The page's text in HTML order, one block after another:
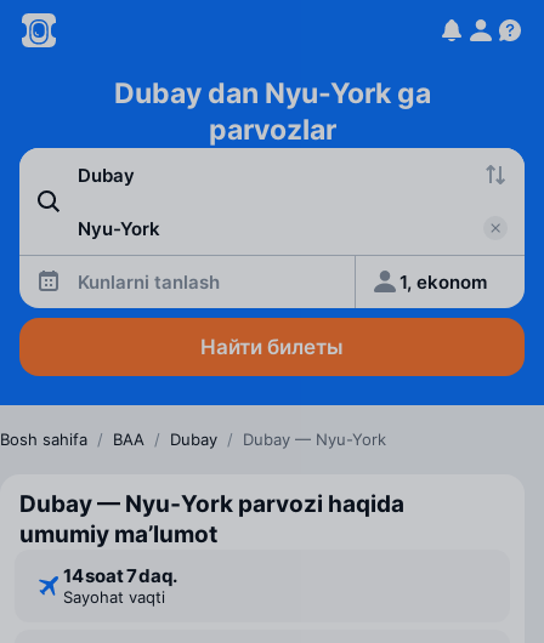
Dubay dan Nyu-York ga
parvozlar
Kunlarni tanlash 1, ekonom
Найти билеты
Bosh sahifa / BAA / Dubay / Dubay — Nyu-York
Dubay — Nyu‑York parvozi haqida
umumiy ma’lumot
14 ⁠soat 7 ⁠daq.
Sayohat vaqti